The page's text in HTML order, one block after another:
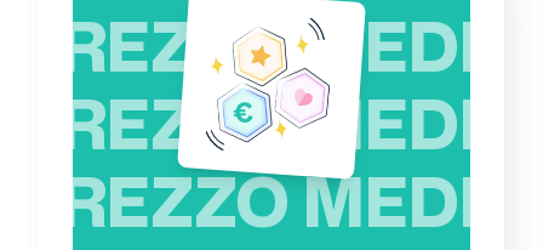
PREZZO MEDIO
PREZZO MEDIO
PREZZO MEDIO